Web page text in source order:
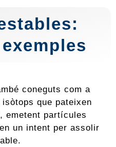
coneguts com a
que pateixen
emetent partícules
un intent per assolir